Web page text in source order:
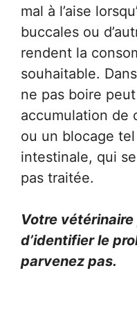
mal à l’aise
buccales ou
rendent la
souhaitable.
ne pas boire
accumulation de
ou un blocage
intestinale, qui
pas traitée.
Votre
d’identifier le
parvenez pas.